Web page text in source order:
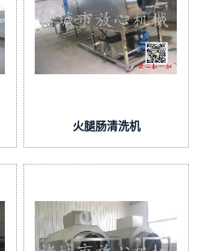
火腿肠清洗机